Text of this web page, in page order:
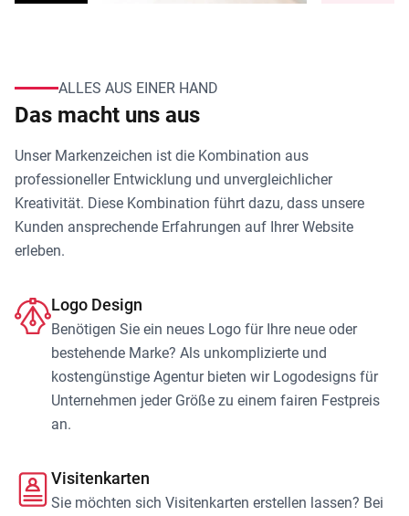
ALLES AUS EINER HAND
Das macht uns aus
Unser Markenzeichen ist die Kombination aus
professioneller Entwicklung und unvergleichlicher
Kreativität. Diese Kombination führt dazu, dass unsere
Kunden ansprechende Erfahrungen auf Ihrer Website
erleben.
Logo Design
Benötigen Sie ein neues Logo für Ihre neue oder
bestehende Marke? Als unkomplizierte und
kostengünstige Agentur bieten wir Logodesigns für
Unternehmen jeder Größe zu einem fairen Festpreis
an.
Visitenkarten
Sie möchten sich Visitenkarten erstellen lassen? Bei